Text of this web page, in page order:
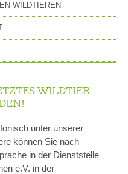
WILDTIEREN
WILDTIER
unter unserer
können Sie nach
in der Dienststelle
e.V. in der